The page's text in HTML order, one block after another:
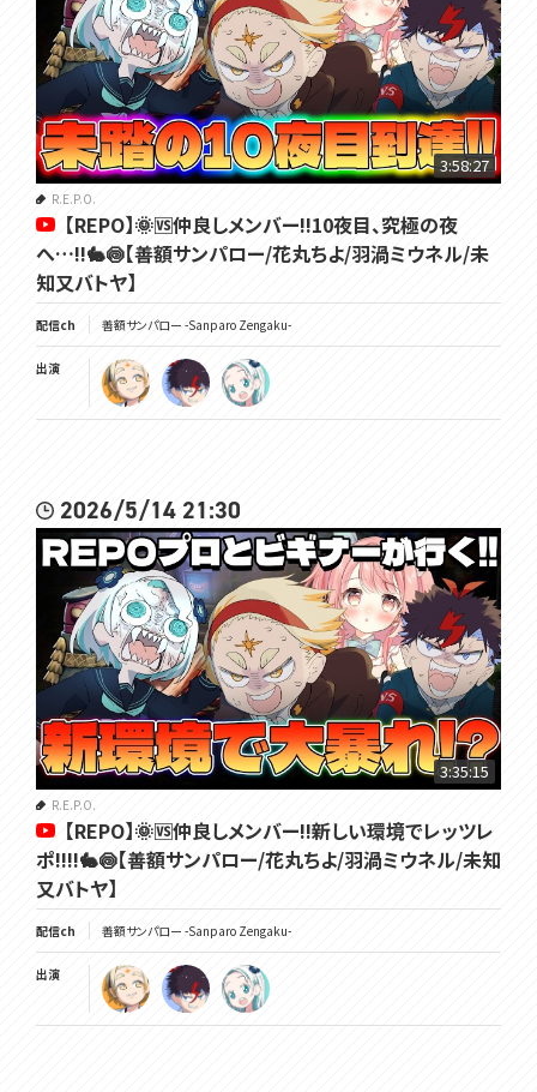
3:58:27
R.E.P.O.
【REPO】🌞🆚仲良しメンバー!!10夜目、究極の夜
へ…!!🐇🍥【善額サンパロー/花丸ちよ/羽渦ミウネル/未
知又バトヤ】
配信ch 善額サンパロー -Sanparo Zengaku-
出演
2026/5/14 21:30
3:35:15
R.E.P.O.
【REPO】🌞🆚仲良しメンバー!!新しい環境でレッツレ
ポ!!!!🐇🍥【善額サンパロー/花丸ちよ/羽渦ミウネル/未知
又バトヤ】
配信ch 善額サンパロー -Sanparo Zengaku-
出演